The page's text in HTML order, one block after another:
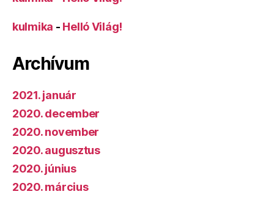
kulmika - Helló Világ!
Archívum
2021. január
2020. december
2020. november
2020. augusztus
2020. június
2020. március